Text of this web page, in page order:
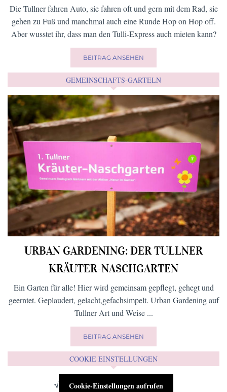
Die Tullner fahren Auto, sie fahren oft und gern mit dem Rad, sie
gehen zu Fuß und manchmal auch eine Runde Hop on Hop off.
Aber wusstet ihr, dass man den Tulli-Express auch mieten kann?
BEITRAG ANSEHEN
GEMEINSCHAFTS-GARTELN
URBAN GARDENING: DER TULLNER
KRÄUTER-NASCHGARTEN
Ein Garten für alle! Hier wird gemeinsam gepflegt, gehegt und
geerntet. Geplaudert, gelacht,gefachsimpelt. Urban Gardening auf
Tullner Art und Weise ...
BEITRAG ANSEHEN
COOKIE EINSTELLUNGEN
√ Cookie-Einstellungen aufrufen